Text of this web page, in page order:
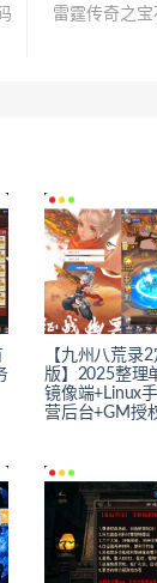
雷霆传奇之
【九州八荒录
版】2025整理
镜像端+Linux
营后台+GM授